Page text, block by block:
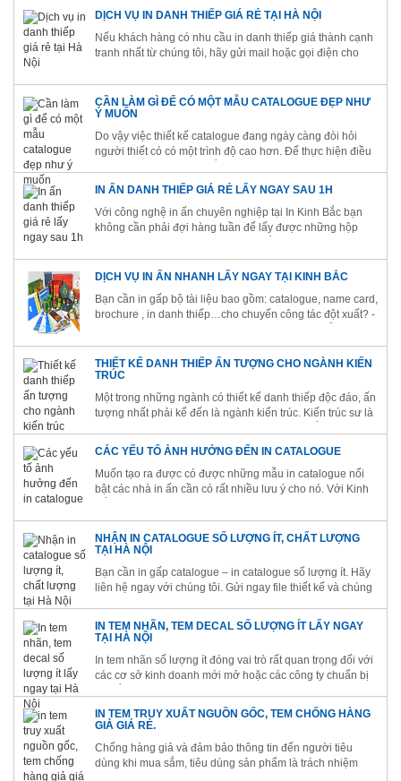
trường trong đó có vải không dệt đã dần thay thế...
DỊCH VỤ IN DANH THIẾP GIÁ RẺ TẠI HÀ NỘI
Nếu khách hàng có nhu cầu in danh thiếp giá thành cạnh
tranh nhất từ chúng tôi, hãy gửi mail hoặc gọi điện cho
khách được tốt nhất.
CẦN LÀM GÌ ĐỂ CÓ MỘT MẪU CATALOGUE ĐẸP NHƯ
Ý MUỐN
Do vậy việc thiết kế catalogue đang ngày càng đòi hỏi
người thiết có có một trình độ cao hơn. Để thực hiện điều
cho các công ty của bạn những mẫu catalogue thẩm mỹ
kèm theo đó...
IN ẤN DANH THIẾP GIÁ RẺ LẤY NGAY SAU 1H
Với công nghệ in ấn chuyên nghiệp tại In Kinh Bắc bạn
không cần phải đợi hàng tuần để lấy được những hộp
nghiệm dịch vụ in danh thiếp lấy ngay sau 1h.
DỊCH VỤ IN ẤN NHANH LẤY NGAY TẠI KINH BẮC
Bạn cần in gấp bộ tài liệu bao gồm: catalogue, name card,
brochure , in danh thiếp…cho chuyến công tác đột xuất? -
cho khách mời trong buổi hội thảo ngày hôm sau?
THIẾT KẾ DANH THIẾP ẤN TƯỢNG CHO NGÀNH KIẾN
TRÚC
Một trong những ngành có thiết kế danh thiếp độc đáo, ấn
tượng nhất phải kể đến là ngành kiến trúc. Kiến trúc sư là
cao cũng như yêu cầu cao về tính thẩm mỹ cho các sản
phẩm...
CÁC YẾU TỐ ẢNH HƯỞNG ĐẾN IN CATALOGUE
Muốn tạo ra được có được những mẫu in catalogue nổi
bật các nhà in ấn cần có rất nhiều lưu ý cho nó. Với Kinh
đã rút ra được những kinh nghiệm cho mình. Bài này
chúng tôi sẽ...
NHẬN IN CATALOGUE SỐ LƯỢNG ÍT, CHẤT LƯỢNG
TẠI HÀ NỘI
Bạn cần in gấp catalogue – in catalogue số lượng ít. Hãy
liên hệ ngay với chúng tôi. Gửi ngay file thiết kế và chúng
catalogue được tiến hành thuận lợi, các bạn cần lưu ý một
số vấn...
IN TEM NHÃN, TEM DECAL SỐ LƯỢNG ÍT LẤY NGAY
TẠI HÀ NỘI
In tem nhãn số lượng ít đóng vai trò rất quan trọng đối với
các cơ sở kinh doanh mới mở hoặc các công ty chuẩn bị
số lượng ít tại đơn vị in ấn uy tín - nhiều năm kinh
nghiệm...
IN TEM TRUY XUẤT NGUỒN GỐC, TEM CHỐNG HÀNG
GIẢ GIÁ RẺ.
Chống hàng giả và đảm bảo thông tin đến người tiêu
dùng khi mua sắm, tiêu dùng sản phẩm là trách nhiệm